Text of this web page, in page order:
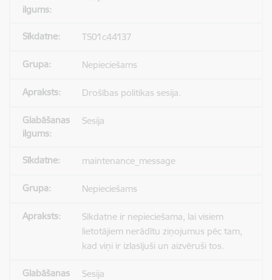
TS01c44137
Nepieciešams
Drošības politikas sesija.
Sesija
maintenance_message
Nepieciešams
Sīkdatne ir nepieciešama, lai visiem
lietotājiem nerādītu ziņojumus pēc tam,
kad viņi ir izlasījuši un aizvēruši tos.
Sesija